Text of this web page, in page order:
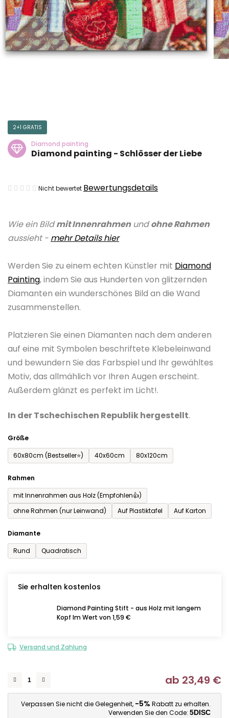
Wie ein Bildmit Innenrahmenundohne Rahmen
aussieht - mehr Details hier
Werden Sie zu einem echten Künstler mit Diamond
Painting, indem Sie aus Hunderten von glitzernden
Diamanten ein wunderschönes Bild an die Wand
zusammenstellen.
Platzieren Sie einen Diamanten nach dem anderen
auf eine mit Symbolen beschriftete Klebeleinwand
und bewundern Sie das Farbspiel und Ihr gewähltes
Motiv, das allmählich vor Ihren Augen erscheint.
Außerdem glänzt es perfekt im Licht!.
In der Tschechischen Republik hergestellt.
Größe
60x80cm (Bestseller⭐)
40x60cm 80x120cm
Rahmen
mit Innenrahmen aus Holz (Empfohlen👍)
ohne Rahmen (nur Leinwand)
Auf Plastiktafel Auf Karton
Diamante
Rund
Quadratisch
Sie erhalten kostenlos
Diamond Painting Stift - aus Holz mit langem
Kopf Im Wert von 1,59 €
Versand und Zahlung
ab 23,49 €
Verpassen Sie nicht die Gelegenheit, -5% Rabatt zu erhalten.
Verwenden Sie den Code: 5DISC
2+1 GRATIS
Diamond painting
Diamond painting - Schlösser der Liebe
Die
ist
0,0
5
Sternen.
Nicht bewertet Bewertungsdetails